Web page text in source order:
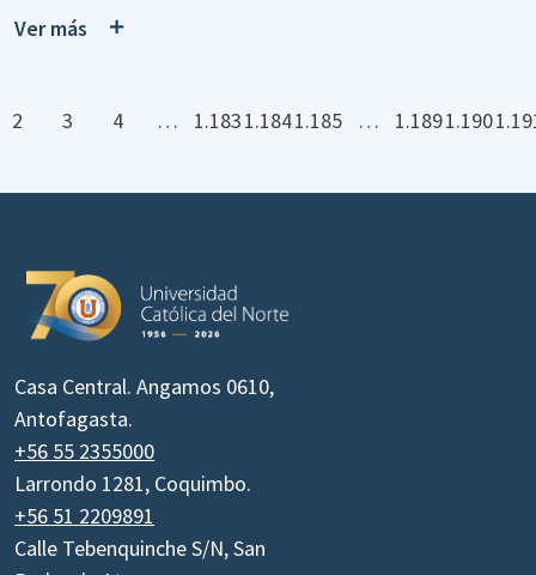
Ver más
2 3 4 … 1.1831.1841.185 … 1.1891.190
Casa Central. Angamos 0610,
Antofagasta.
+56 55 2355000
Larrondo 1281, Coquimbo.
+56 51 2209891
Calle Tebenquinche S/N, San